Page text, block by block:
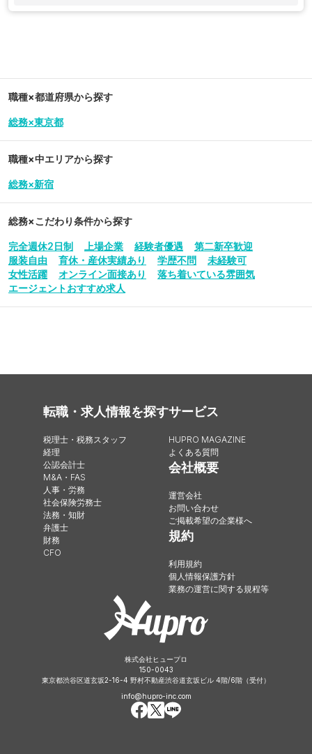
職種×都道府県から探す
総務×東京都
職種×中エリアから探す
総務×新宿
総務×こだわり条件から探す
完全週休2日制 上場企業 経験者優遇
第二新卒歓迎
服装自由
育休・産休実績あり 学歴不問
未経験可
女性活躍
オンライン面接あり
落ち着いている雰囲気
エージェントおすすめ求人
転職・求人情報を探す
税理士・税務スタッフ
経理
公認会計士
M&A・FAS
人事・労務
社会保険労務士
法務・知財
弁護士
財務
CFO
サービス
HUPRO MAGAZINE
よくある質問
会社概要
運営会社
お問い合わせ
ご掲載希望の企業様へ
規約
利用規約
個人情報保護方針
業務の運営に関する規程等
株式会社ヒュープロ
150-0043
東京都渋谷区道玄坂2-16-4 野村不動産渋谷道玄坂ビル 4階/6階（受付）
info@hupro-inc.com